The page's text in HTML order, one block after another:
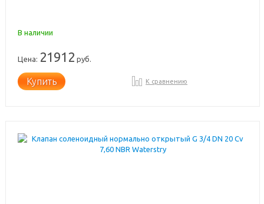
В наличии
Цена: 21912 руб.
Купить К сравнению